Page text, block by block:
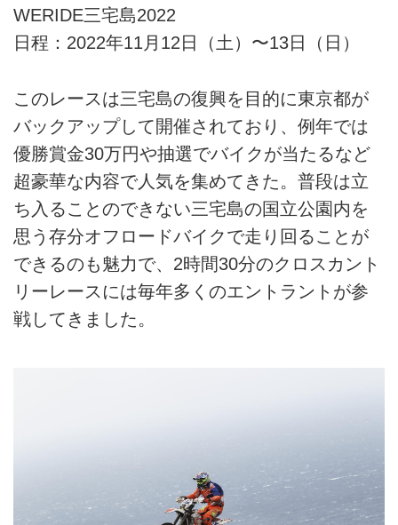
WERIDE三宅島2022
日程：2022年11月12日（土）〜13日（日）
このレースは三宅島の復興を目的に東京都が
バックアップして開催されており、例年では
優勝賞金30万円や抽選でバイクが当たるなど
超豪華な内容で人気を集めてきた。普段は立
ち入ることのできない三宅島の国立公園内を
思う存分オフロードバイクで走り回ることが
できるのも魅力で、2時間30分のクロスカント
リーレースには毎年多くのエントラントが参
戦してきました。